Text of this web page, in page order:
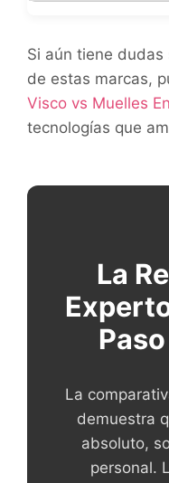
Si aún tiene
de estas marcas,
Visco vs Muelles
tecnologías que
La
La
demuestra
absoluto,
personal.